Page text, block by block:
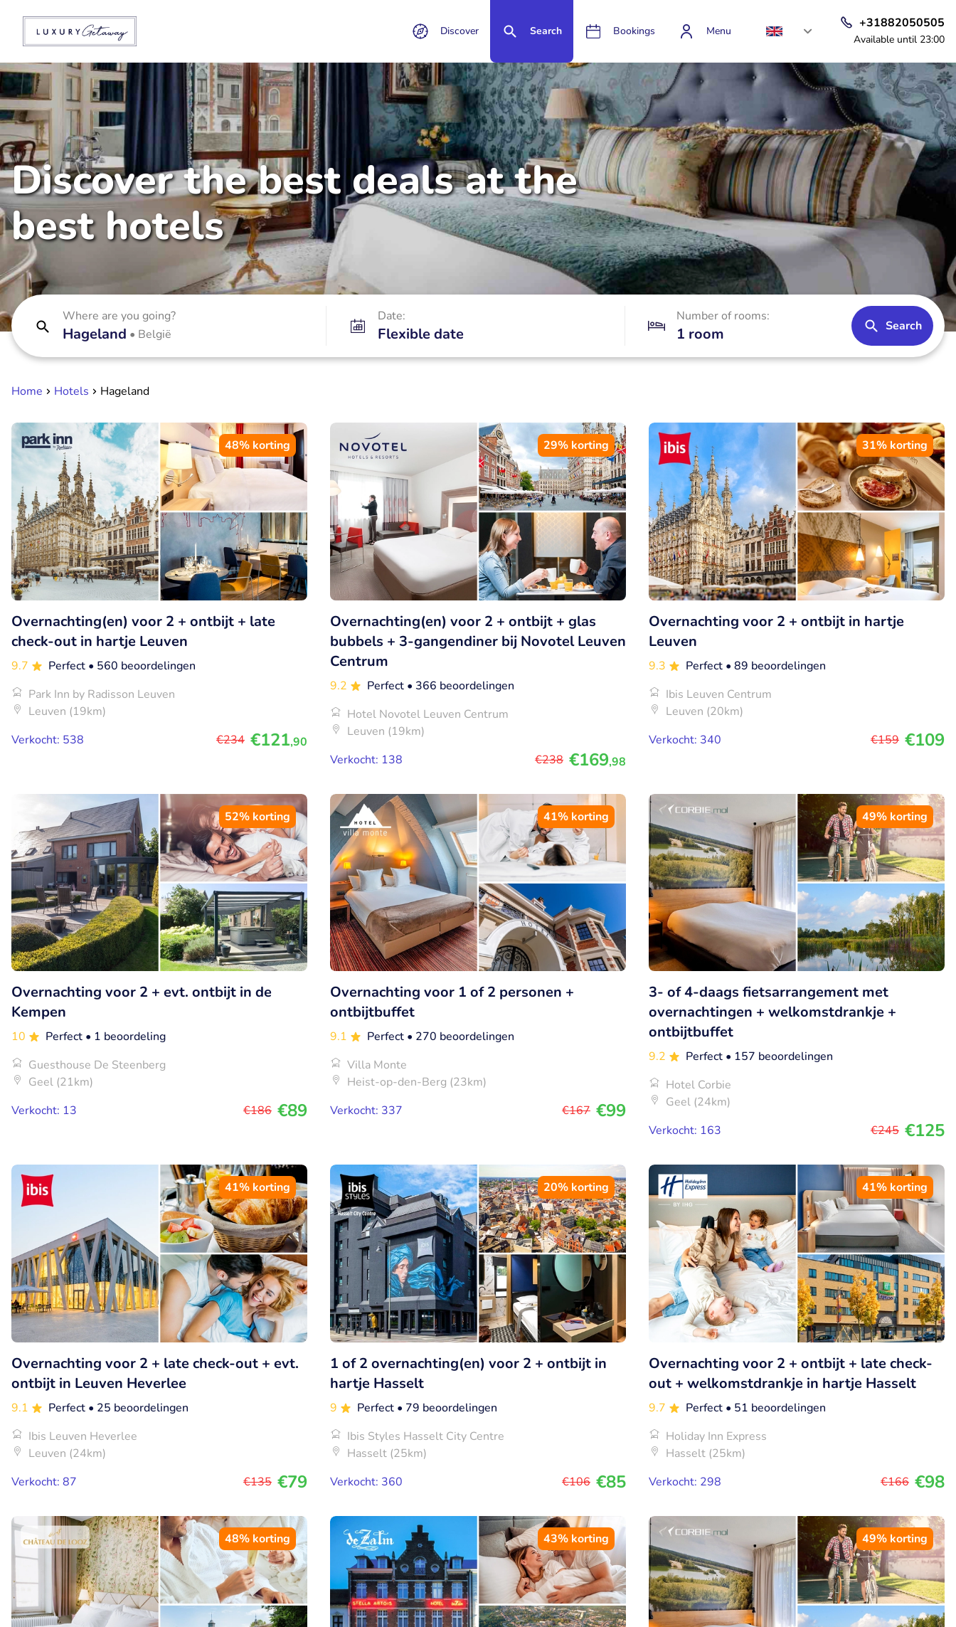
Discover Search Bookings Menu
+31882050505
Available until 23:00
Discover the best deals at the
best hotels
Where are you going?
Hageland • België
Date:
Flexible date
Number of rooms:
1 room Search
Home Hotels Hageland
48% korting
Overnachting(en) voor 2 + ontbijt + late
check-out in hartje Leuven
9.7 Perfect • 560 beoordelingen
Park Inn by Radisson Leuven
Leuven (19km)
Verkocht: 538
€234 €121,90
29% korting
Overnachting(en) voor 2 + ontbijt + glas
bubbels + 3-gangendiner bij Novotel Leuven
Centrum
9.2 Perfect • 366 beoordelingen
Hotel Novotel Leuven Centrum
Leuven (19km)
Verkocht: 138
€238 €169,98
31% korting
Overnachting voor 2 + ontbijt in hartje
Leuven
9.3 Perfect • 89 beoordelingen
Ibis Leuven Centrum
Leuven (20km)
Verkocht: 340
€159 €109
52% korting
Overnachting voor 2 + evt. ontbijt in de
Kempen
10 Perfect • 1 beoordeling
Guesthouse De Steenberg
Geel (21km)
Verkocht: 13
€186 €89
41% korting
Overnachting voor 1 of 2 personen +
ontbijtbuffet
9.1 Perfect • 270 beoordelingen
Villa Monte
Heist-op-den-Berg (23km)
Verkocht: 337
€167 €99
49% korting
3- of 4-daags fietsarrangement met
overnachtingen + welkomstdrankje +
ontbijtbuffet
9.2 Perfect • 157 beoordelingen
Hotel Corbie
Geel (24km)
Verkocht: 163
€245 €125
41% korting
Overnachting voor 2 + late check-out + evt.
ontbijt in Leuven Heverlee
9.1 Perfect • 25 beoordelingen
Ibis Leuven Heverlee
Leuven (24km)
Verkocht: 87
€135 €79
20% korting
1 of 2 overnachting(en) voor 2 + ontbijt in
hartje Hasselt
9 Perfect • 79 beoordelingen
Ibis Styles Hasselt City Centre
Hasselt (25km)
Verkocht: 360
€106 €85
41% korting
Overnachting voor 2 + ontbijt + late check-
out + welkomstdrankje in hartje Hasselt
9.7 Perfect • 51 beoordelingen
Holiday Inn Express
Hasselt (25km)
Verkocht: 298
€166 €98
48% korting 43% korting 49% korting